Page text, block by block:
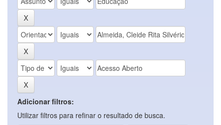
Adicionar filtros:
Utilizar filtros para refinar o resultado de busca.